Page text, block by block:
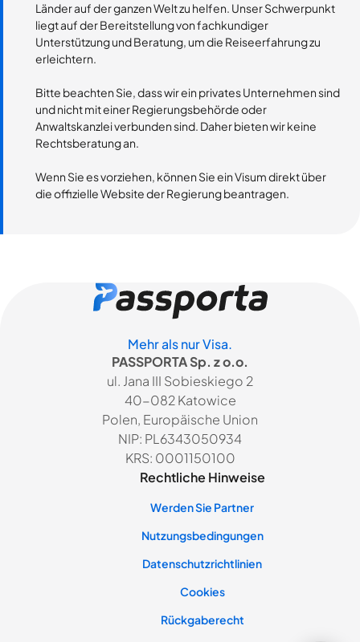
Länder auf der ganzen Welt zu helfen. Unser Schwerpunkt
liegt auf der Bereitstellung von fachkundiger
Unterstützung und Beratung, um die Reiseerfahrung zu
erleichtern.
Bitte beachten Sie, dass wir ein privates Unternehmen sind
und nicht mit einer Regierungsbehörde oder
Anwaltskanzlei verbunden sind. Daher bieten wir keine
Rechtsberatung an.
Wenn Sie es vorziehen, können Sie ein Visum direkt über
die offizielle Website der Regierung beantragen.
Mehr als nur Visa.
PASSPORTA Sp. z o.o.
ul. Jana III Sobieskiego 2
40-082 Katowice
Polen, Europäische Union
NIP: PL6343050934
KRS: 0001150100
Rechtliche Hinweise
Werden Sie Partner
Nutzungsbedingungen
Datenschutzrichtlinien
Cookies
Rückgaberecht